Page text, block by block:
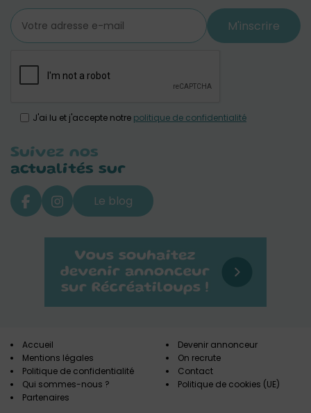
M'inscrire
J'ai lu et j'accepte notre politique de confidentialité
Suivez nos
actualités sur
Le blog
Accueil
Mentions légales
Politique de confidentialité
Qui sommes-nous ?
Partenaires
Devenir annonceur
On recrute
Contact
Politique de cookies (UE)